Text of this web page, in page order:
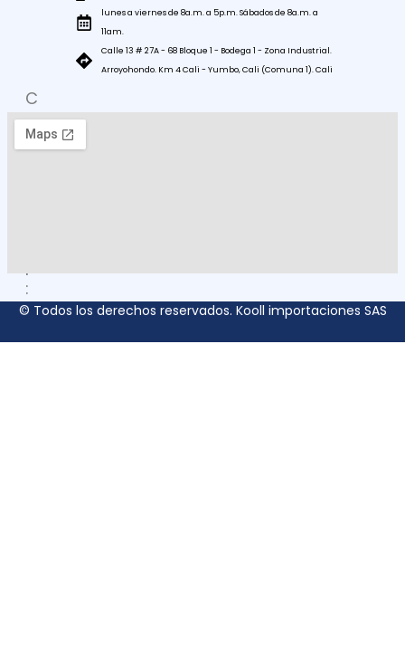
lunes a viernes de 8a.m. a 5p.m. Sábados de 8a.m. a
11am.
Calle 13 # 27A - 68 Bloque 1 - Bodega 1 - Zona Industrial.
Arroyohondo. Km 4 Cali - Yumbo, Cali (Comuna 1). Cali
C
O
M
O
R
:
© Todos los derechos reservados. Kooll importaciones SAS